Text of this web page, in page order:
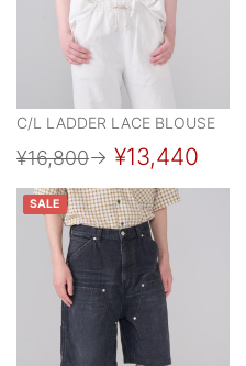
C/L LADDER LACE BLOUSE
¥16,800→ ¥13,440
SALE